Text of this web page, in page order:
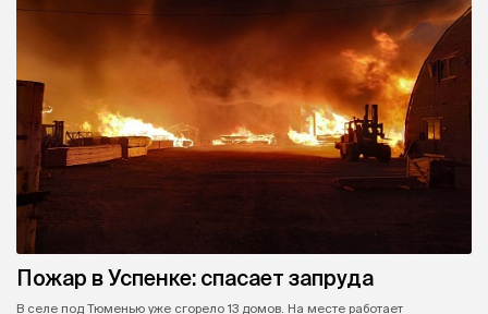
Пожар в Успенке: спасает запруда
В селе под Тюменью уже сгорело 13 домов. На месте работает